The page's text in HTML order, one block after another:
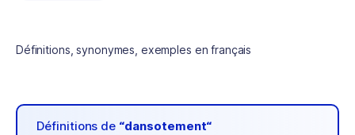
Définitions, synonymes, exemples en français
Définitions de “dansotement“